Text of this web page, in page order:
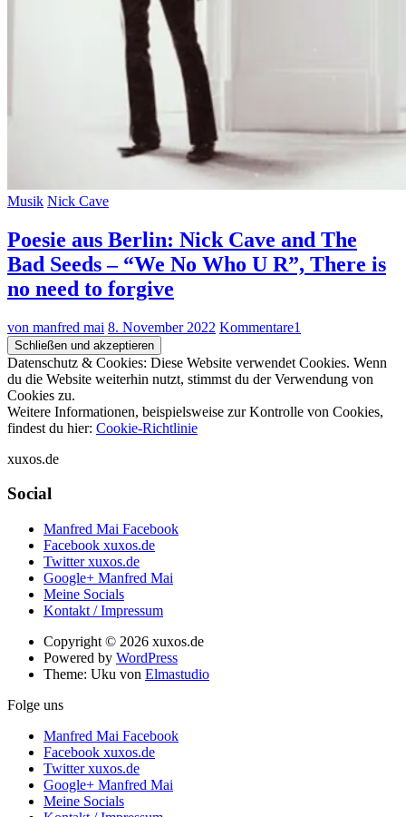
Musik Nick Cave
Poesie aus Berlin: Nick Cave and The
Bad Seeds – “We No Who U R”, There is
no need to forgive
von manfred mai 8. November 2022 Kommentare1
Datenschutz & Cookies: Diese Website verwendet Cookies. Wenn
du die Website weiterhin nutzt, stimmst du der Verwendung von
Cookies zu.
Weitere Informationen, beispielsweise zur Kontrolle von Cookies,
findest du hier: Cookie-Richtlinie
xuxos.de
Social
Manfred Mai Facebook
Facebook xuxos.de
Twitter xuxos.de
Google+ Manfred Mai
Meine Socials
Kontakt / Impressum
Copyright © 2026 xuxos.de
Powered by WordPress
Theme: Uku von Elmastudio
Folge uns
Manfred Mai Facebook
Facebook xuxos.de
Twitter xuxos.de
Google+ Manfred Mai
Meine Socials